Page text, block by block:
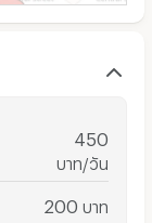
450
บาท/วัน
200 บาท